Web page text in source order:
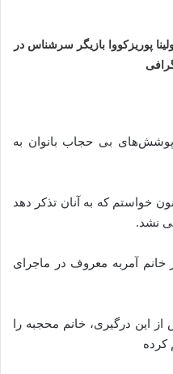
پوریزکووا بازیگر سرشناس در
پوشش‌های بی حجاب بانوان به
خواستم که به آنان تذکر دهد
نشد.
خانم آمربه معروف در ماجرای
این درگیری، خانم محجبه را
کرده